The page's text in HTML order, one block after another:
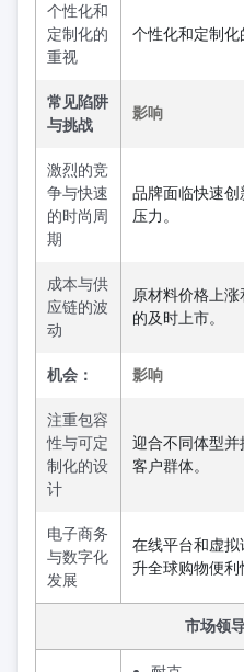
个性化和
定制化的
重视
个性化和定制化
常见陷阱
与挑战
影响
激烈的竞
争与快速
的时尚周
期
品牌面临快速
压力。
成本与供
应链的波
动
原材料价格上
的及时上市。
机会： 影响
注重包容
性与可定
制化的设
计
迎合不同体型
客户群体。
电子商务
与数字化
发展
在线平台和虚
升全球购物便利
市场领